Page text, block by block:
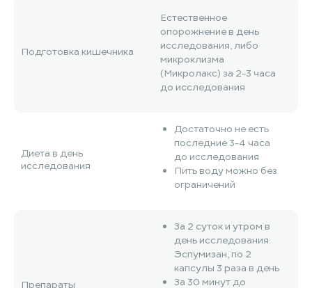
Подготовка кишечника
Естественное
опорожнение в день
исследования, либо
микроклизма
(Микролакс) за 2-3 часа
до исследования
Диета в день
исследования
Достаточно не есть
последние 3-4 часа
до исследования
Пить воду можно без
ограничений
Препараты
За 2 суток и утром в
день исследования:
Эспумизан, по 2
капсулы 3 раза в день
За 30 минут до